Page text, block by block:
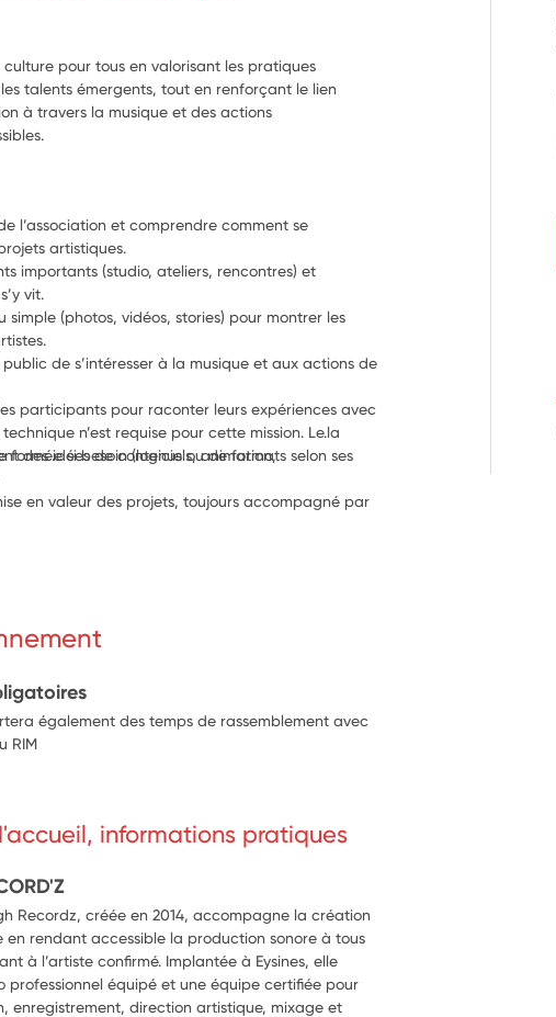
culture pour tous en valorisant les pratiques
talents émergents, tout en renforçant le lien
à travers la musique et des actions
l’association et comprendre comment se
artistiques.
importants (studio, ateliers, rencontres) et
vit.
simple (photos, vidéos, stories) pour montrer les
de s’intéresser à la musique et aux actions de
participants pour raconter leurs expériences avec
des idées de contenus ou de formats selon ses
en valeur des projets, toujours accompagné par
progressivement dans la prise d’initiative et
n’est requise pour cette mission. Le.la
formé.e si besoin (logiciels, animation,
également des temps de rassemblement avec
RIM
informations pratiques
Recordz, créée en 2014, accompagne la création
en rendant accessible la production sonore à tous
à l’artiste confirmé. Implantée à Eysines, elle
professionnel équipé et une équipe certifiée pour
enregistrement, direction artistique, mixage et